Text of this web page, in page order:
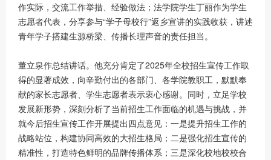
作实际，交流工作举措、经验做法；法学院学生丁丽作为学生
志愿者代表，分享参与“学子母校行”返乡宣讲的实践收获，讲述
青年学子搭建生源桥梁、传播长理声音的责任担当。
董立泉作总结讲话。他充分肯定了2025年全校招生宣传工作取
得的显著成效，向辛勤付出的各部门、各学院教职工，默默奉
献的家长志愿者、学生志愿者表示衷心感谢。同时，立足学校
发展新形势，深刻分析了当前招生工作面临的机遇与挑战，并
就今后招生宣传工作开展提出四点意见：一是提升招生工作的
战略站位，构建协同高效的大招生格局；二是强化招生宣传的
精准性，打造特色鲜明的品牌传播体系；三是深化校地校校合